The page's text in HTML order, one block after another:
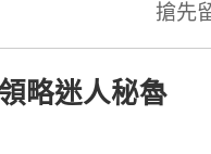
搶先
略迷人秘魯